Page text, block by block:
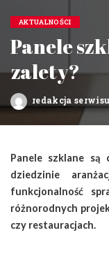
AKTUALNOŚCI
Panele
zalety?
Posted
by
redakcja serwisu
Panele szklane są
dziedzinie
funkcjonalność
różnorodnych
czy restauracjach.